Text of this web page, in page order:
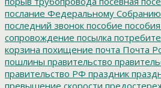
послание Федеральному Собранию
последний звонок пособие пособия
сопровождение посылка
корзина похищение почта Почта
пошлины правительство
правительство РФ праздник
превышение скорости